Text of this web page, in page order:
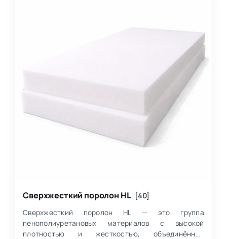
Сверхжесткий поролон HL
[40]
Сверхжесткий поролон HL — это группа
пенополиуретановых материалов с высокой
плотностью и жесткостью, объединённых